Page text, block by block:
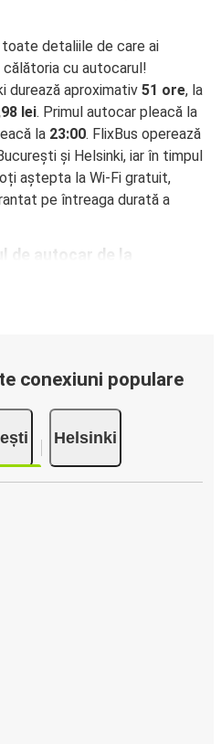
detaliile de care ai
cu autocarul!
durează aproximativ 51 ore, la
lei. Primul autocar pleacă la
la 23:00. FlixBus operează
și Helsinki, iar în timpul
aștepta la Wi-Fi gratuit,
pe întreaga durată a
de autocar de la
a unui bilet pe ruta
în numerar la bordul
de vânzare.
conexiuni populare
Helsinki